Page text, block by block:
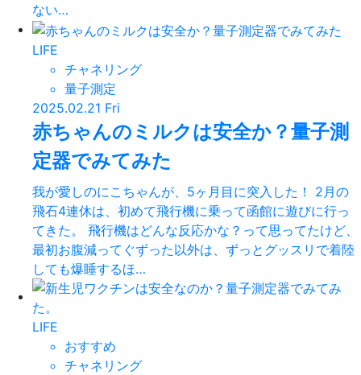
ない…
LIFE
チャネリング
量子測定
2025.02.21 Fri
赤ちゃんのミルクは安全か？量子測
定器でみてみた
我が愛しのにこちゃんが、5ヶ月目に突入した！ 2月の
飛石4連休は、初めて飛行機に乗って函館に遊びに行っ
てきた。 飛行機はどんな反応かな？って思ってたけど、
最初お腹減ってぐずった以外は、ずっとグッスリで着陸
しても爆睡するほ…
LIFE
おすすめ
チャネリング